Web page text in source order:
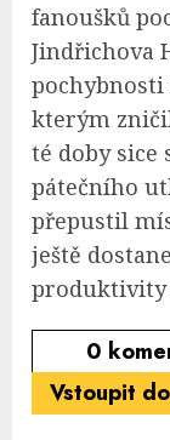
fanoušků
Jindřichova
kterým
té doby sice
pátečního
přepustil
ještě
produktivity
0
Vstoupit